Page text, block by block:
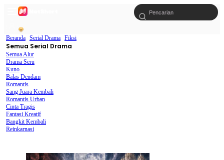
Beranda Serial Drama Fiksi
Semua Serial Drama
Semua Alur
Drama Seru
Kuno
Balas Dendam
Romantis
Sang Juara Kembali
Romantis Urban
Cinta Tragis
Fantasi Kreatif
Bangkit Kembali
Reinkarnasi